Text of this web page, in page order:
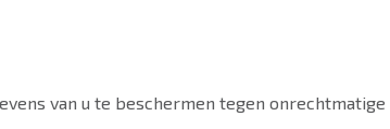
van u te beschermen tegen onrechtmatige